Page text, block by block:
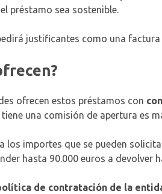
préstamo sea sostenible.
justificantes como una
ofrecen estos préstamos con
tiene una comisión de apertura es
los importes que se pueden
hasta 90.000 euros a devolver
de contratación de la